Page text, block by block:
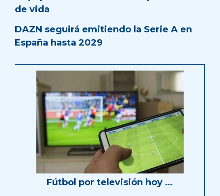
de vida
DAZN seguirá emitiendo la Serie A en
España hasta 2029
Fútbol por televisión hoy …